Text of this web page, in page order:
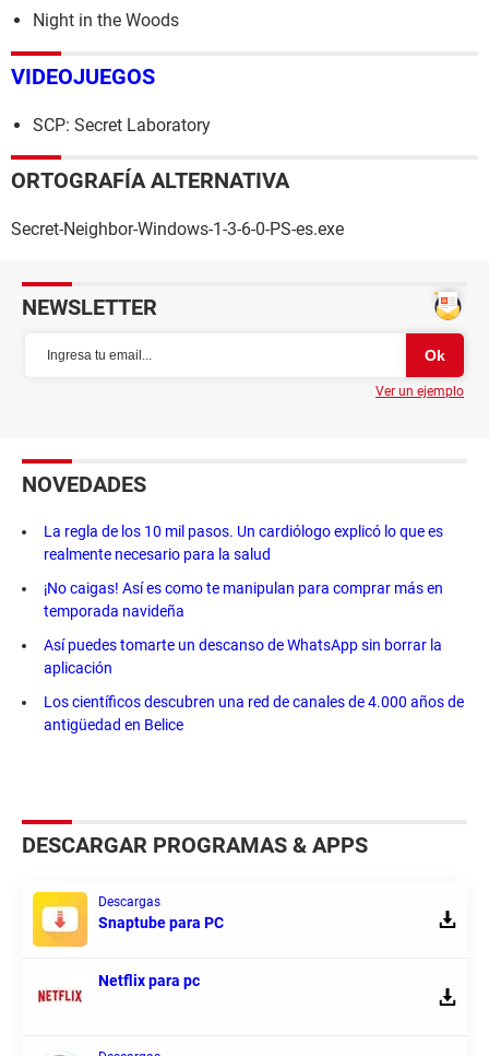
Night in the Woods
VIDEOJUEGOS
SCP: Secret Laboratory
ORTOGRAFÍA ALTERNATIVA
Secret-Neighbor-Windows-1-3-6-0-PS-es.exe
NEWSLETTER
Ver un ejemplo
NOVEDADES
La regla de los 10 mil pasos. Un cardiólogo explicó lo que es
realmente necesario para la salud
¡No caigas! Así es como te manipulan para comprar más en
temporada navideña
Así puedes tomarte un descanso de WhatsApp sin borrar la
aplicación
Los científicos descubren una red de canales de 4.000 años de
antigüedad en Belice
DESCARGAR PROGRAMAS & APPS
Descargas
Snaptube para PC
Netflix para pc